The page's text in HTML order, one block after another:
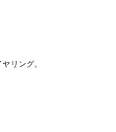
リング。